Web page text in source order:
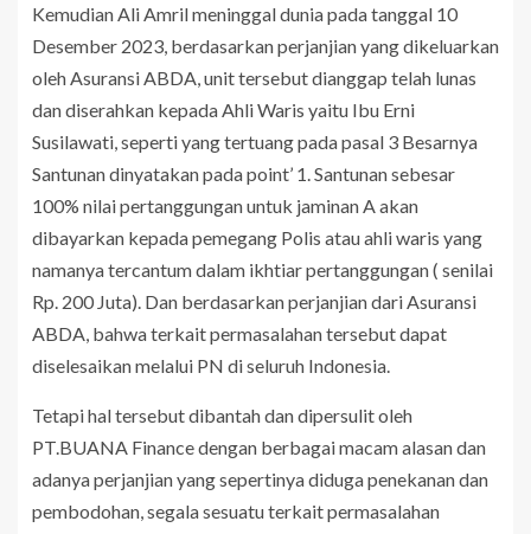
Kemudian Ali Amril meninggal dunia pada tanggal 10
Desember 2023, berdasarkan perjanjian yang dikeluarkan
oleh Asuransi ABDA, unit tersebut dianggap telah lunas
dan diserahkan kepada Ahli Waris yaitu Ibu Erni
Susilawati, seperti yang tertuang pada pasal 3 Besarnya
Santunan dinyatakan pada point’ 1. Santunan sebesar
100% nilai pertanggungan untuk jaminan A akan
dibayarkan kepada pemegang Polis atau ahli waris yang
namanya tercantum dalam ikhtiar pertanggungan ( senilai
Rp. 200 Juta). Dan berdasarkan perjanjian dari Asuransi
ABDA, bahwa terkait permasalahan tersebut dapat
diselesaikan melalui PN di seluruh Indonesia.
Tetapi hal tersebut dibantah dan dipersulit oleh
PT.BUANA Finance dengan berbagai macam alasan dan
adanya perjanjian yang sepertinya diduga penekanan dan
pembodohan, segala sesuatu terkait permasalahan